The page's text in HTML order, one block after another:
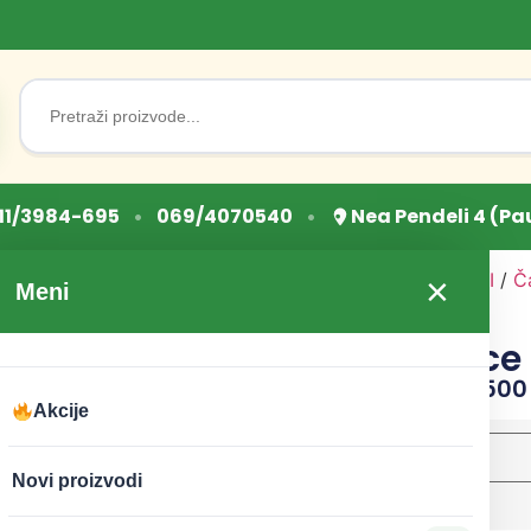
Search
for:
3984-695 • 069/4070540 • Nea Pendeli 4
Meni ×
Akcije
Novi proizvodi
ZDRAVI NAPICI /
/ Čaj od Prečice
Čaj od Prečice
težina